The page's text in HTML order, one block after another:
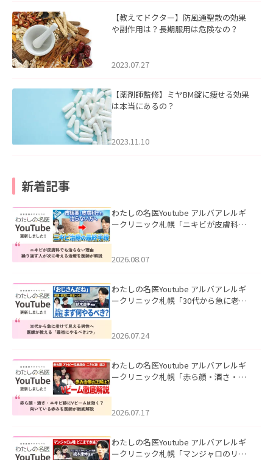
【教えてドクター】防風通聖散の効果
や副作用は？長期服用は危険なの？
2023.07.27
【薬剤師監修】ミヤBM錠に痩せる効果
は本当にあるの？
2023.11.10
新着記事
わたしの名医Youtube アルバアレルギ
ークリニック札幌「ニキビが皮膚科で
ました。
2026.08.07
わたしの名医Youtube アルバアレルギ
ークリニック札幌「30代から急に老け
た。
2026.07.24
わたしの名医Youtube アルバアレルギ
ークリニック札幌「赤ら顔・酒さ・ニ
した。
2026.07.17
わたしの名医Youtube アルバアレルギ
ークリニック札幌「マンジャロのリア